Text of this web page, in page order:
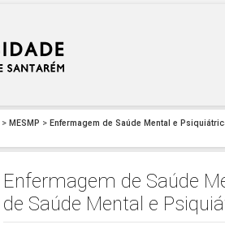
> MESMP > Enfermagem de Saúde Mental e
Enfermagem de Saúde
de Saúde Mental e